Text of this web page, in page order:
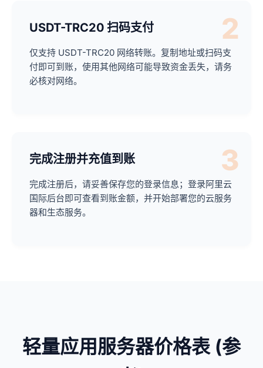
2
USDT-TRC20 扫码支付
仅支持 USDT-TRC20 网络转账。复制地址或扫码支
付即可到账，使用其他网络可能导致资金丢失，请务
必核对网络。
3
完成注册并充值到账
完成注册后，请妥善保存您的登录信息；登录阿里云
国际后台即可查看到账金额，并开始部署您的云服务
器和生态服务。
轻量应用服务器价格表 (参